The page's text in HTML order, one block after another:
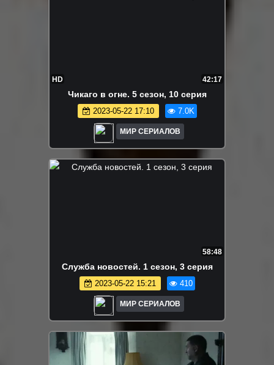
HD 42:17
Чикаго в огне. 5 сезон, 10 серия
2023-05-22 17:10 7.0K
МИР СЕРИАЛОВ
58:48
Cлужбa новостей. 1 сезон, 3 серия
2023-05-22 15:21 410
МИР СЕРИАЛОВ